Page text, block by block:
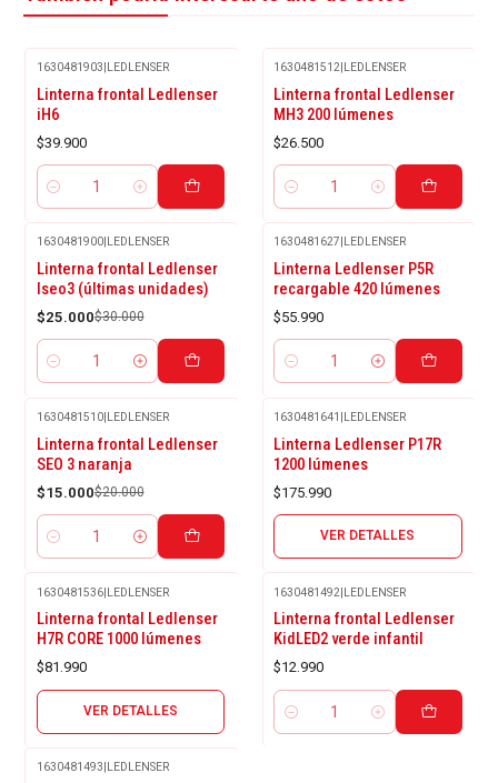
1630481903|LEDLENSER
Linterna frontal Ledlenser
iH6
$39.900
Cantidad
1630481512|LEDLENSER
Linterna frontal Ledlenser
MH3 200 lúmenes
$26.500
Cantidad
-17%
OFF
1630481900| LEDLENSER
Linterna frontal Ledlenser
Iseo3 (últimas unidades)
$25.000$30.000
Cantidad
1630481627 LEDLENSER
Linterna Ledlenser P5R
recargable 420 lúmenes
$55.990
Cantidad
-25%
OFF
1630481510|LEDLENSER
Linterna frontal Ledlenser
SEO 3 naranja
$15.000$20.000
Cantidad
1630481641 |LEDLENSER
Linterna Ledlenser P17R
1200 lúmenes
$175.990
VER DETALLES
1630481536|LEDLENSER
Linterna frontal Ledlenser
H7R CORE 1000 lúmenes
$81.990
VER DETALLES
1630481492|LEDLENSER
Linterna frontal Ledlenser
KidLED2 verde infantil
$12.990
Cantidad
1630481493 LEDLENSER